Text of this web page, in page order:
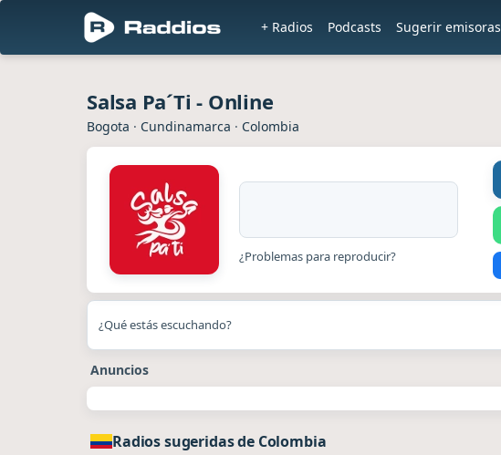
+ Radios Podcasts Sugerir emisoras
Salsa Pa´Ti - Online
Bogota · Cundinamarca · Colombia
¿Problemas para reproducir?
¿Qué estás escuchando?
Anuncios
Radios sugeridas de Colombia